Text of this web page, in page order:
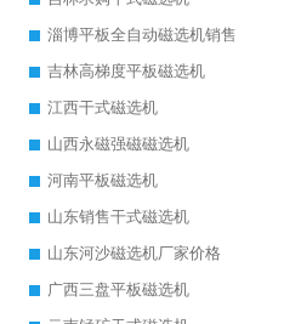
淄博平板全自动磁选机销售
吉林高梯度平板磁选机
江西干式磁选机
山西永磁强磁磁选机
河南平板磁选机
山东销售干式磁选机
山东河沙磁选机厂家价格
广西三盘平板磁选机